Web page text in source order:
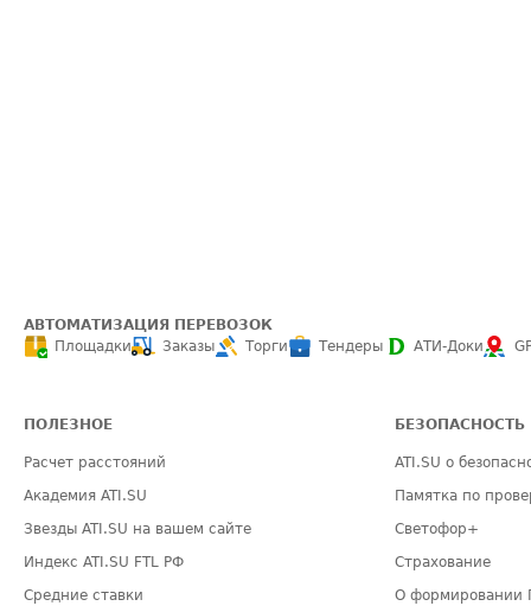
АВТОМАТИЗАЦИЯ ПЕРЕВОЗОК
Площадки
Заказы Торги Тендеры АТИ-Доки
ПОЛЕЗНОЕ
Расчет расстояний
Академия ATI.SU
Звезды ATI.SU на вашем сайте
Индекс ATI.SU FTL РФ
Средние ставки
БЕЗОПАСНОСТЬ
ATI.SU о
Памятка по
Светофор+
Страхование
О формировании